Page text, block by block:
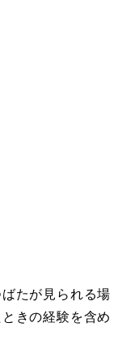
たが見られる場
きの経験を含め